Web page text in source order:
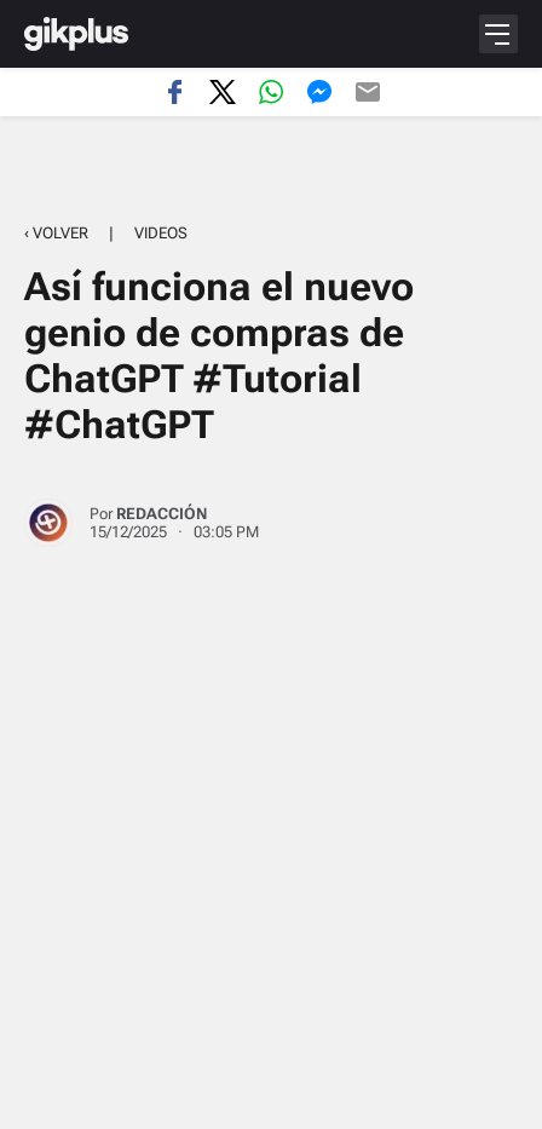
‹ VOLVER | VIDEOS
Así funciona el nuevo
genio de compras de
ChatGPT #Tutorial
#ChatGPT
Por REDACCIÓN
15/12/2025 · 03:05 PM